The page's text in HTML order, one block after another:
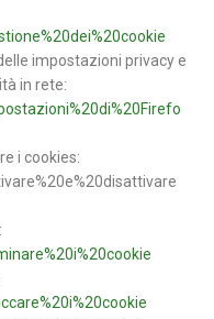
impostazioni privacy e
in rete:
i cookies: